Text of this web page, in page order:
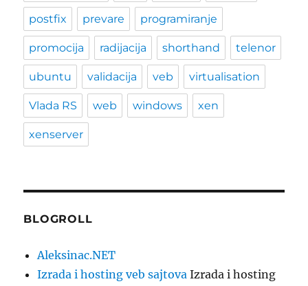
postfix prevare programiranje
promocija radijacija shorthand telenor
ubuntu validacija veb virtualisation
Vlada RS web windows xen
xenserver
BLOGROLL
Aleksinac.NET
Izrada i hosting veb sajtova Izrada i hosting